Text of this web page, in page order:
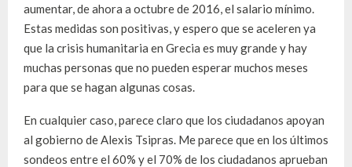
aumentar, de ahora a octubre de 2016, el salario mínimo.
Estas medidas son positivas, y espero que se aceleren ya
que la crisis humanitaria en Grecia es muy grande y hay
muchas personas que no pueden esperar muchos meses
para que se hagan algunas cosas.
En cualquier caso, parece claro que los ciudadanos apoyan
al gobierno de Alexis Tsipras. Me parece que en los últimos
sondeos entre el 60% y el 70% de los ciudadanos aprueban